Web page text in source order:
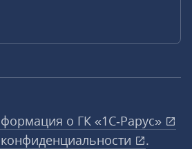
о ГК «1С‑Рарус»
.